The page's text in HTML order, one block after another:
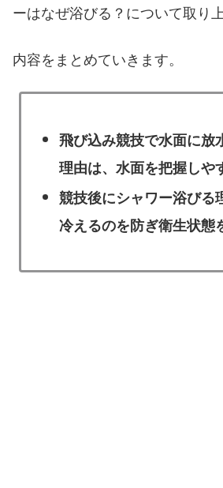
ーはなぜ浴びる？について取り
内容をまとめていきます。
飛び込み競技で水面に放
理由は、水面を把握しや
競技後にシャワー浴びる
冷えるのを防ぎ衛生状態